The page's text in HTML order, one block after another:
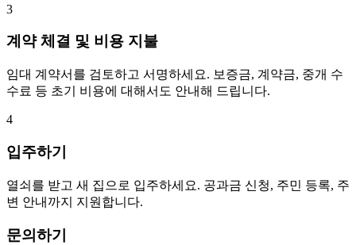
3
계약 체결 및 비용 지불
임대 계약서를 검토하고 서명하세요. 보증금, 계약금, 중개 수
수료 등 초기 비용에 대해서도 안내해 드립니다.
4
입주하기
열쇠를 받고 새 집으로 입주하세요. 공과금 신청, 주민 등록, 주
변 안내까지 지원합니다.
문의하기